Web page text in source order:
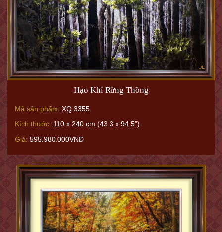
Hạo Khí Rừng Thông
Mã sản phẩm: XQ.3355
Kích thước: 110 x 240 cm (43.3 x 94.5")
Giá: 595.980.000VNĐ